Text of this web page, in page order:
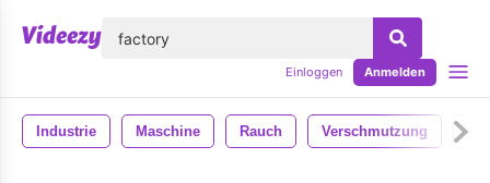
Einloggen Anmelden
Industrie Maschine Rauch Verschmutzung